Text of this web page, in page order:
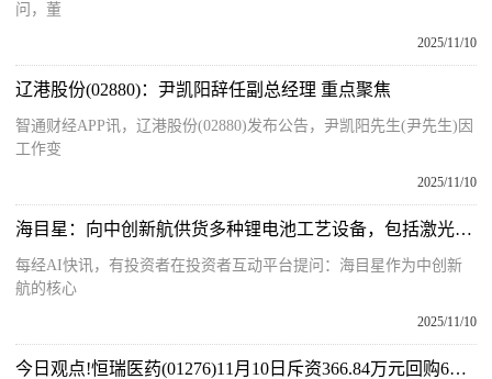
问，董
2025/11/10
辽港股份(02880)：尹凯阳辞任副总经理 重点聚焦
智通财经APP讯，辽港股份(02880)发布公告，尹凯阳先生(尹先生)因
工作变
2025/11/10
海目星：向中创新航供货多种锂电池工艺设备，包括激光模切机、电芯装配线、干燥线、切卷一体机等-每日热门
每经AI快讯，有投资者在投资者互动平台提问：海目星作为中创新
航的核心
2025/11/10
今日观点!恒瑞医药(01276)11月10日斥资366.84万元回购6万股A股